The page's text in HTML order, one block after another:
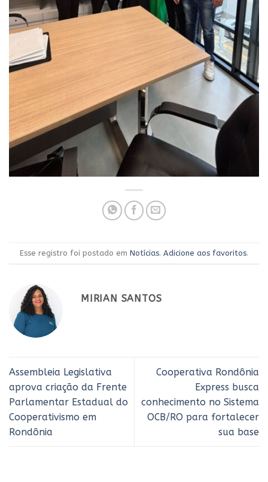
Esse registro foi postado em Notícias. Adicione aos favoritos.
MIRIAN SANTOS
Assembleia Legislativa
aprova criação da Frente
Parlamentar Estadual do
Cooperativismo em
Rondônia
Cooperativa Rondônia
Express busca
conhecimento no Sistema
OCB/RO para fortalecer
sua base